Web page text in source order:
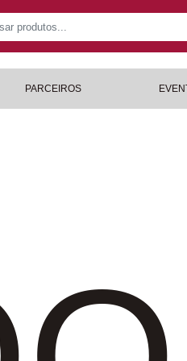
PARCEIROS